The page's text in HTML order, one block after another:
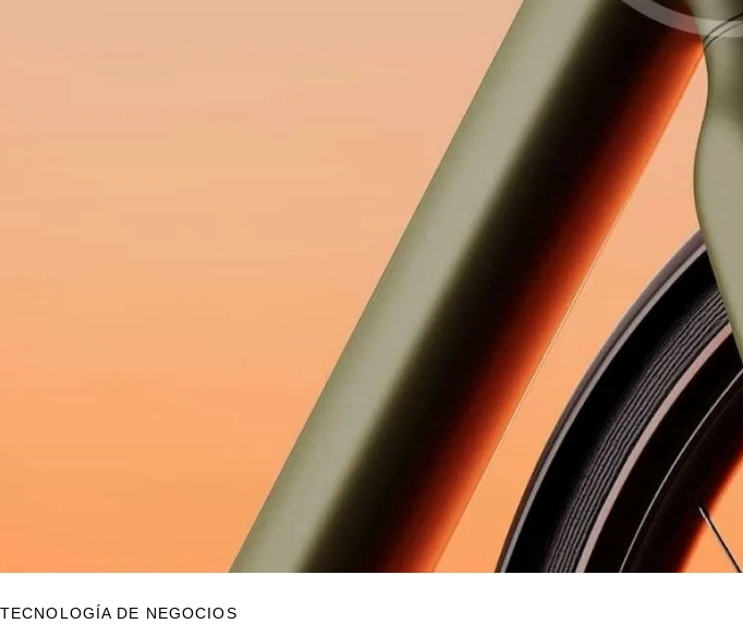
TECNOLOGÍA DE NEGOCIOS